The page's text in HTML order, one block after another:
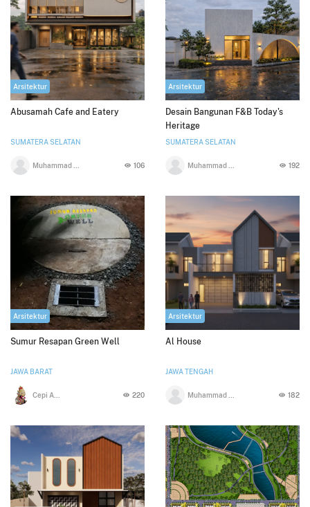
Arsitektur
Abusamah Cafe and Eatery
SUMATERA SELATAN
106
Arsitektur
Desain Bangunan F&B Today's
Heritage
SUMATERA SELATAN
192
Arsitektur
Sumur Resapan Green Well
JAWA BARAT
220
Arsitektur
Al House
JAWA TENGAH
182